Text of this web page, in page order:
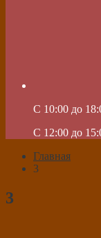
C 10:00 до
C 12:00 до
Главная
3
3